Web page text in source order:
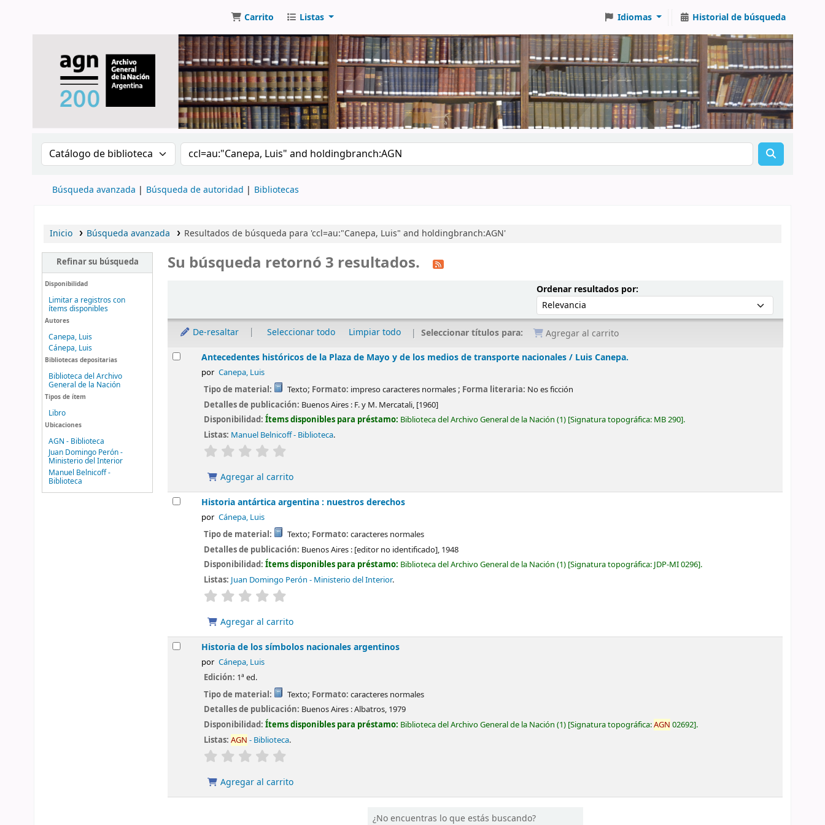
Carrito Listas Idiomas Historial de búsqueda
Buscar en el catálogo por: Buscar en el catálogo
Búsqueda avanzada Búsqueda de autoridad Bibliotecas
Inicio Búsqueda avanzada Resultados de búsqueda para 'ccl=au:"Canepa, Luis" and holdingbranch:AGN'
Refinar su búsqueda
Disponibilidad
Limitar a registros con
ítems disponibles
Autores
Canepa, Luis
Cánepa, Luis
Bibliotecas depositarias
Biblioteca del Archivo
General de la Nación
Tipos de ítem
Libro
Ubicaciones
AGN - Biblioteca
Juan Domingo Perón -
Ministerio del Interior
Manuel Belnicoff -
Biblioteca
Su búsqueda retornó 3 resultados.
Ordenar resultados por:Ordenar por:
De-resaltar Seleccionar todo Limpiar todo Seleccionar títulos para:
Agregar al carrito
ResultadosAntecedentes históricos de la Plaza de Mayo y de los medios de transporte nacionales / Luis Canepa.
por Canepa, Luis
Tipo de material: Texto; Formato: impreso caracteres normales; Forma literaria: No es ficción
Detalles de publicación: Buenos Aires : F. y M. Mercatali, [1960]
Disponibilidad:Ítems disponibles para préstamo: Biblioteca del Archivo General de la Nación (1) Signatura topográfica: MB 290 .
Listas: Manuel Belnicoff - Biblioteca.
valoración
Agregar al carrito
Historia antártica argentina : nuestros derechos
por Cánepa, Luis
Tipo de material: Texto; Formato: caracteres normales
Detalles de publicación: Buenos Aires : [editor no identificado], 1948
Disponibilidad:Ítems disponibles para préstamo: Biblioteca del Archivo General de la Nación (1) Signatura topográfica: JDP-MI 0296 .
Listas: Juan Domingo Perón - Ministerio del Interior.
valoración
Agregar al carrito
Historia de los símbolos nacionales argentinos
por Cánepa, Luis
Edición: 1ª ed.
Tipo de material:
Texto; Formato: caracteres normales
Detalles de publicación: Buenos Aires :Albatros, 1979
Disponibilidad:Ítems disponibles para préstamo: Biblioteca del Archivo General de la Nación (1) Signatura topográfica:AGN 02692 .
Listas: AGN - Biblioteca.
valoración
Agregar al carrito
¿No encuentras lo que estás buscando?